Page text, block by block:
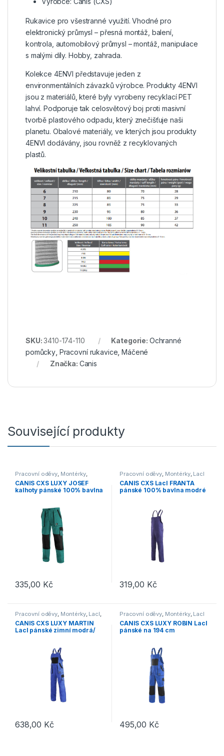
Rukavice pro všestranné využití. Vhodné pro
elektronický průmysl – přesná montáž, balení,
kontrola, automobilový průmysl – montáž, manipulace
s malými díly. Hobby, zahrada.
Kolekce 4ENVI představuje jeden z
environmentálních závazků výrobce. Produkty 4ENVI
jsou z materiálů, které byly vyrobeny recyklací PET
lahví. Podporuje tak celosvětový boj proti masivní
tvorbě plastového odpadu, který znečišťuje naši
planetu. Obalové materiály, ve kterých jsou produkty
4ENVI dodávány, jsou rovněž z recyklovaných
plastů.
SKU:3410-174-110 Kategorie: Ochranné
pomůcky Pracovní rukavice ,Máčené
Značka: Canis
Související produkty
Pracovní oděvy, Montérky,
Kalhoty
CANIS CXS LUXY JOSEF
kalhoty pánské 100% bavlna
335,00 Kč
Tento produkt má více variant. Možnosti lze vybrat na stránce
Pracovní oděvy, Montérky, Lacl
CANIS CXS Lacl FRANTA
pánské 100% bavlna modré
319,00 Kč
Tento produkt má více
Pracovní oděvy, Montérky, Lacl,
Výprodej
CANIS CXS LUXY MARTIN
Lacl pánské zimní modrá/
638,00 Kč
Tento produkt má více variant. Možnosti lze vybrat na stránce
Pracovní oděvy, Montérky, Lacl
CANIS CXS LUXY ROBIN Lacl
pánské na 194 cm
495,00 Kč
Tento produkt má více